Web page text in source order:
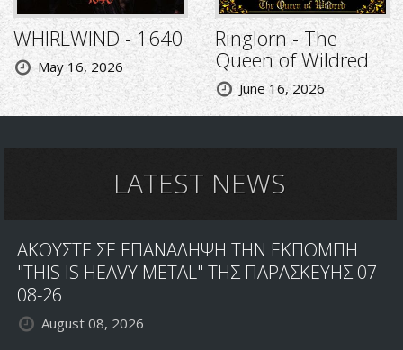
WHIRLWIND - 1640
May 16, 2026
Ringlorn - The
Queen of Wildred
June 16, 2026
LATEST NEWS
ΑΚΟΥΣΤΕ ΣΕ ΕΠΑΝΑΛΗΨΗ ΤΗΝ ΕΚΠΟΜΠΗ
"THIS IS HEAVY METAL" ΤΗΣ ΠΑΡΑΣΚΕΥΗΣ 07-
08-26
August 08, 2026